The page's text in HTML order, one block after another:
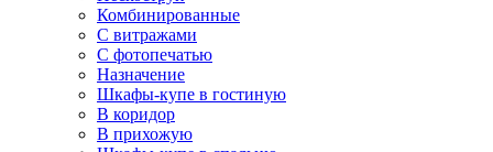
Комбинированные
С витражами
С фотопечатью
Назначение
Шкафы-купе в гостиную
В коридор
В прихожую